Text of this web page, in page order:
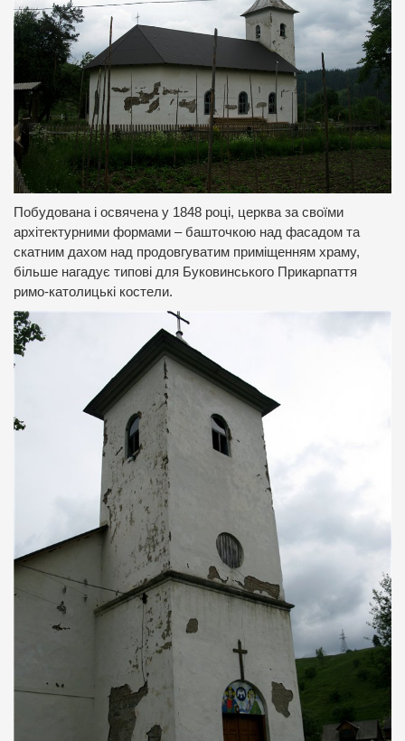
Побудована і освячена у 1848 році, церква за своїми
архітектурними формами – башточкою над фасадом та
скатним дахом над продовгуватим приміщенням храму,
більше нагадує типові для Буковинського Прикарпаття
римо-католицькі костели.